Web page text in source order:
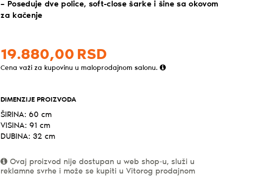
– Poseduje dve police, soft-close šarke i šine sa okovom
za kačenje
19.880,00 RSD
Cena važi za kupovinu u maloprodajnom salonu.
DIMENZIJE PROIZVODA
ŠIRINA: 60 cm
VISINA: 91 cm
DUBINA: 32 cm
Ovaj proizvod nije dostupan u web shop-u, služi u
reklamne svrhe i može se kupiti u Vitorog prodajnom